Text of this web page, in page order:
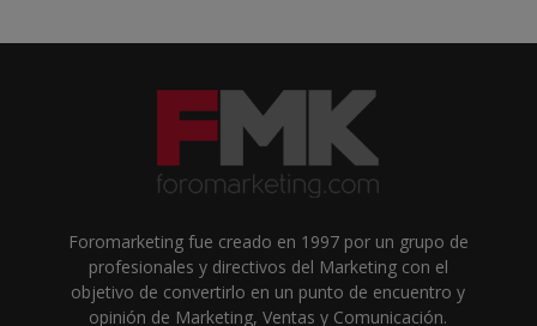
Foromarketing fue creado en 1997 por un grupo de
profesionales y directivos del Marketing con el
objetivo de convertirlo en un punto de encuentro y
opinión de Marketing, Ventas y Comunicación.